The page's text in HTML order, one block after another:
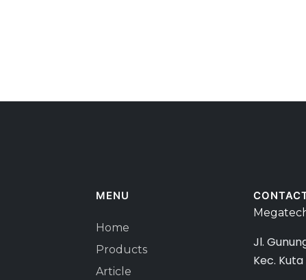
MENU
Home
Products
Article
Jl.
Kec.